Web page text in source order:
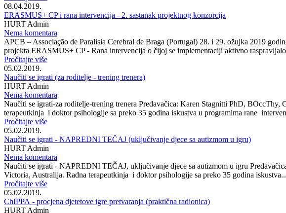
08.04.2019.
ERASMUS+ CP i rana intervencija - 2. sastanak projektnog konzorcija
HURT Admin
Nema komentara
APCB – Associação de Paralisia Cerebral de Braga (Portugal) 28. i 29. ožujka 2019
projekta ERASMUS+ CP - Rana intervencija o čijoj se implementaciji aktivno raspravljalo
Pročitajte više
05.02.2019.
Naučiti se igrati (za roditelje - trening trenera)
HURT Admin
Nema komentara
Naučiti se igrati-za roditelje-trening trenera Predavačica: Karen Stagnitti PhD,
terapeutkinja i doktor psihologije sa preko 35 godina iskustva u programima rane
Pročitajte više
05.02.2019.
Naučiti se igrati - NAPREDNI TEČAJ (uključivanje djece sa autizmom u igru)
HURT Admin
Nema komentara
Naučiti se igrati - NAPREDNI TEČAJ, uključivanje djece sa autizmom u igru
Victoria, Australija. Radna terapeutkinja i doktor psihologije sa preko 35 godina iskustva...
Pročitajte više
05.02.2019.
ChIPPA - procjena djetetove igre pretvaranja (praktična radionica)
HURT Admin